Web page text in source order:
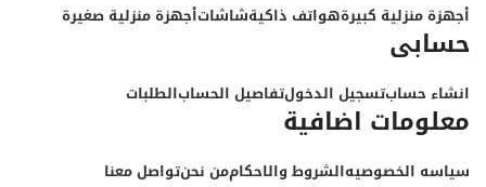
أجهزة منزلية كبيرةهواتف ذاكيةشاشاتأجهزة منزلية صغيرة
حسابى
انشاء حسابتسجيل الدخولتفاصيل الحسابالطلبات
معلومات اضافية
سياسه الخصوصيهالشروط والاحكاممن نحنتواصل معنا